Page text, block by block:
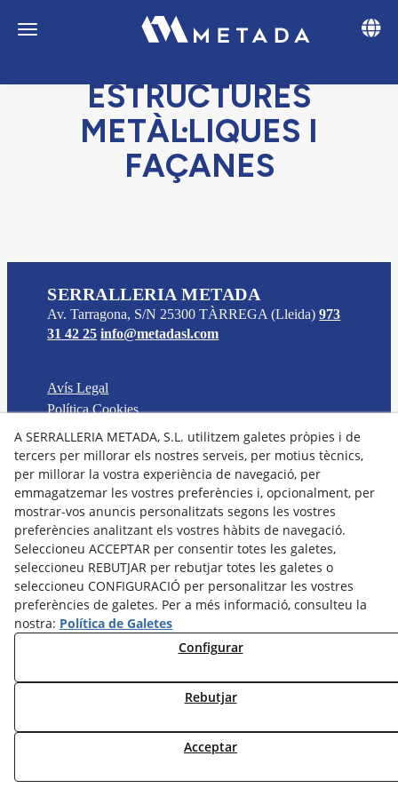
Toggle navigation
ESTRUCTURES
METÀL·LIQUES I
FAÇANES
SERRALLERIA METADA
Av. Tarragona, S/N 25300 TÀRREGA (Lleida) 973
31 42 25 info@metadasl.com
Avís Legal
Política Cookies
Política de Privacitat
Declaració d'accesibilitat
Empresa
Productes i serveis
Projectes
Contacte
Instagram
© 08/2026 Serralleria Metada, S.L. - Tots els drets reservats.
A SERRALLERIA METADA, S.L. utilitzem galetes pròpies i de
tercers per millorar els nostres serveis, per motius tècnics,
per millorar la vostra experiència de navegació, per
emmagatzemar les vostres preferències i, opcionalment, per
mostrar-vos anuncis personalitzats segons les vostres
preferències analitzant els vostres hàbits de navegació.
Seleccioneu ACCEPTAR per consentir totes les galetes,
seleccioneu REBUTJAR per rebutjar totes les galetes o
seleccioneu CONFIGURACIÓ per personalitzar les vostres
preferències de galetes. Per a més informació, consulteu la
nostra: Política de Galetes
Configurar
Rebutjar
Acceptar